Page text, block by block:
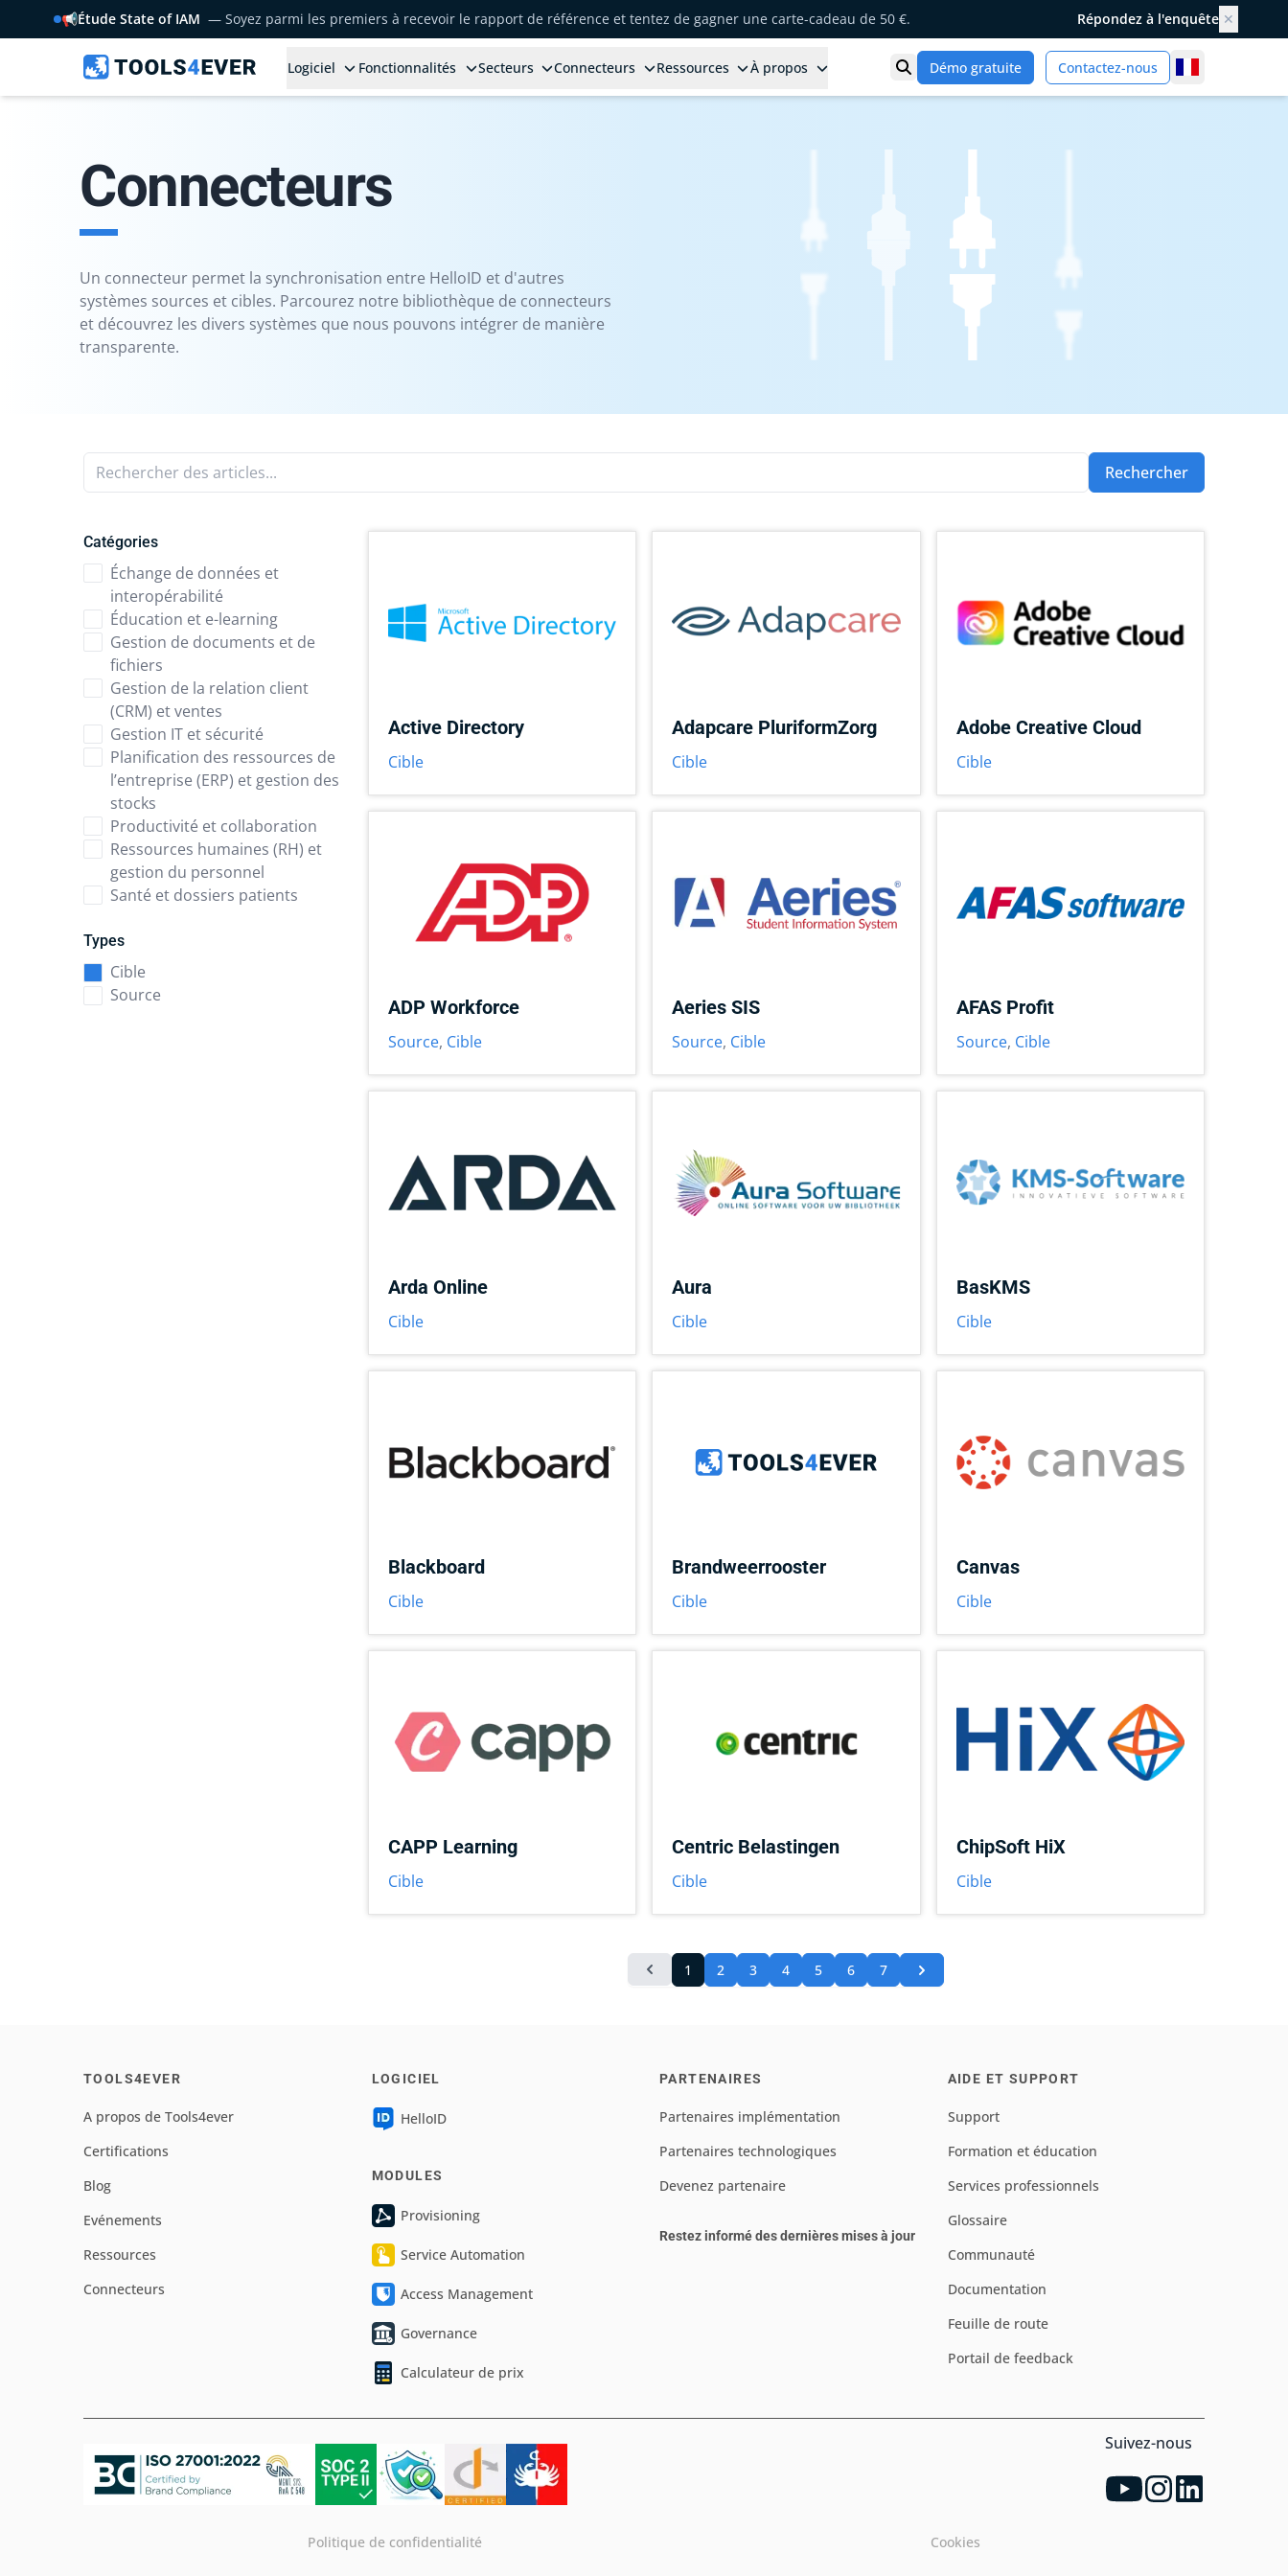
📢Étude State of IAM — Soyez parmi les premiers à recevoir le rapport de référence et tentez de gagner une carte-cadeau de 50 €. Répondez à l'enquête ✕
Logiciel Fonctionnalités Secteurs Connecteurs Ressources À propos Ouvrir la recherche
Démo gratuite Contactez-nous
Connecteurs
Un connecteur permet la synchronisation entre HelloID et d'autres
systèmes sources et cibles. Parcourez notre bibliothèque de connecteurs
et découvrez les divers systèmes que nous pouvons intégrer de manière
transparente.
Rechercher des articles... Rechercher
Catégories
Échange de données et
interopérabilité
Éducation et e-learning
Gestion de documents et de
fichiers
Gestion de la relation client
(CRM) et ventes
Gestion IT et sécurité
Planification des ressources de
l’entreprise (ERP) et gestion des
stocks
Productivité et collaboration
Ressources humaines (RH) et
gestion du personnel
Santé et dossiers patients
Types
Cible
Source
Active Directory
Cible
Adapcare PluriformZorg
Cible
Adobe Creative Cloud
Cible
ADP Workforce
Source, Cible
Aeries SIS
Source, Cible
AFAS Profit
Source, Cible
Arda Online
Cible
Aura
Cible
BasKMS
Cible
Blackboard
Cible
Brandweerrooster
Cible
Canvas
Cible
CAPP Learning
Cible
Centric Belastingen
Cible
ChipSoft HiX
Cible
1 2 3 4 5 6 7
TOOLS4EVER
A propos de Tools4ever
Certifications
Blog
Evénements
Ressources
Connecteurs
LOGICIEL
HelloID
MODULES
Provisioning
Service Automation
Access Management
Governance
Calculateur de prix
PARTENAIRES
Partenaires implémentation
Partenaires technologiques
Devenez partenaire
Restez informé des dernières mises à jour
AIDE ET SUPPORT
Support
Formation et éducation
Services professionnels
Glossaire
Communauté
Documentation
Feuille de route
Portail de feedback
Suivez-nous
Politique de confidentialité Cookies